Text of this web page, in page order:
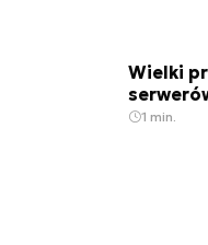
Wielki
1 min.